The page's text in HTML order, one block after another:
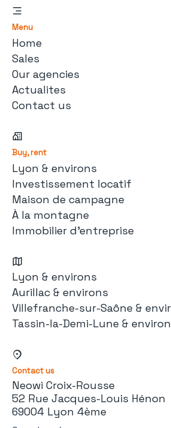
Menu
Home
Sales
Our agencies
Actualites
Contact us
Buy, rent
Lyon & environs
Investissement locatif
Maison de campagne
À la montagne
Immobilier d'entreprise
Lyon & environs
Aurillac & environs
Villefranche-sur-Saône &
Tassin-la-Demi-Lune &
Contact us
Neowi Croix-Rousse
52 Rue Jacques-Louis Hénon
69004 Lyon 4ème